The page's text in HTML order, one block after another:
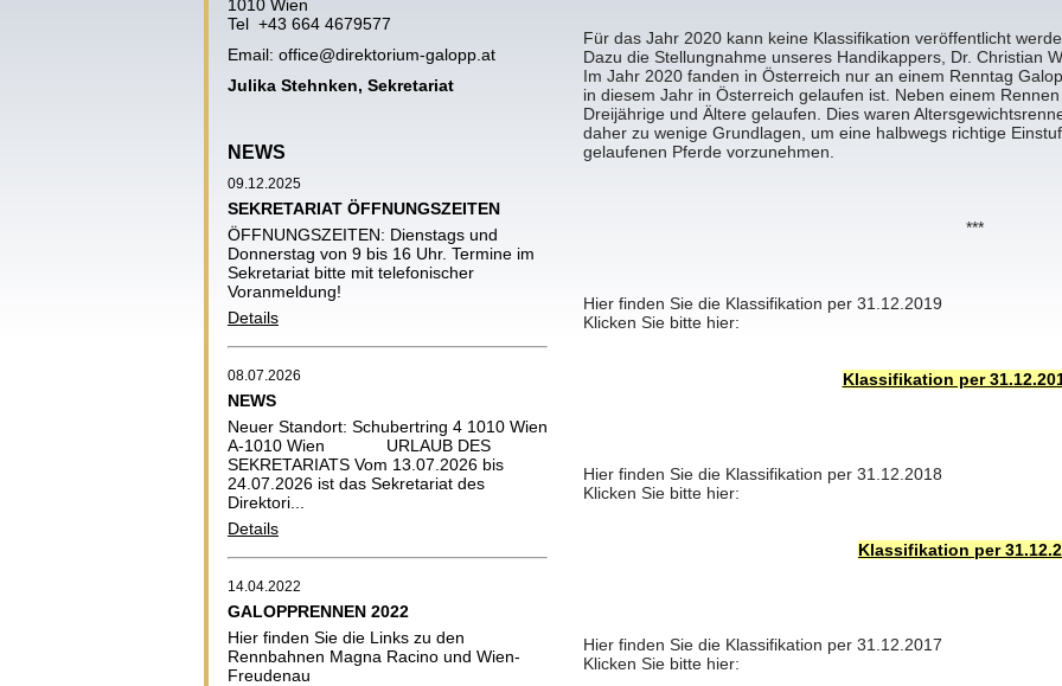
1010 Wien
Tel +43 664 4679577
Email: office@direktorium-galopp.at
Julika Stehnken, Sekretariat
NEWS
09.12.2025
SEKRETARIAT ÖFFNUNGSZEITEN
ÖFFNUNGSZEITEN: Dienstags und
Donnerstag von 9 bis 16 Uhr. Termine im
Sekretariat bitte mit telefonischer
Voranmeldung!
Details
08.07.2026
NEWS
Neuer Standort: Schubertring 4 1010 Wien
A-1010 Wien URLAUB DES
SEKRETARIATS Vom 13.07.2026 bis
24.07.2026 ist das Sekretariat des
Direktori...
Details
14.04.2022
GALOPPRENNEN 2022
Hier finden Sie die Links zu den
Rennbahnen Magna Racino und Wien-
Freudenau
Für das Jahr 2020 kann keine Klassifikation veröffentlicht
Dazu die Stellungnahme unseres Handikappers, Dr. Christian
Im Jahr 2020 fanden in Österreich nur an einem Renntag
in diesem Jahr in Österreich gelaufen ist. Neben einem
Dreijährige und Ältere gelaufen. Dies waren
daher zu wenige Grundlagen, um eine halbwegs richtige
gelaufenen Pferde vorzunehmen.
***
Hier finden Sie die Klassifikation per 31.12.2019
Klicken Sie bitte hier:
Klassifikation per
Hier finden Sie die Klassifikation per 31.12.2018
Klicken Sie bitte hier:
Klassifikation per
Hier finden Sie die Klassifikation per 31.12.2017
Klicken Sie bitte hier: